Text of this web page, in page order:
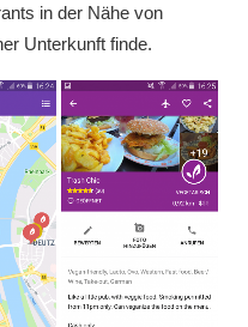
in der Nähe von
Unterkunft finde.